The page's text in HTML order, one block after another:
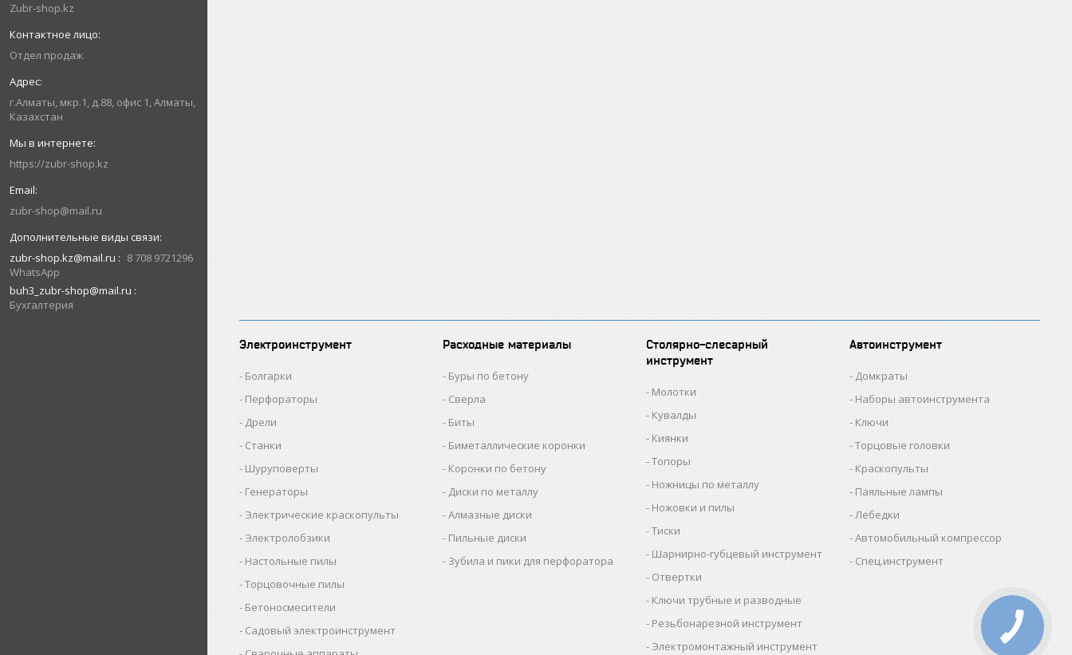
Zubr-shop.kz
Отдел продаж
г.Алматы, мкр.1, д.88, офис 1, Алматы,
Казахстан
https://zubr-shop.kz
zubr-shop@mail.ru
zubr-shop.kz@mail.ru
8 708 9721296
WhatsApp
buh3_zubr-shop@mail.ru
Бухгалтерия
Электроинструмент
Болгарки
Перфораторы
Дрели
Станки
Шуруповерты
Генераторы
Электрические краскопульты
Электролобзики
Настольные пилы
Торцовочные пилы
Бетоносмесители
Садовый электроинструмент
Расходные материалы
Буры по бетону
Сверла
Биты
Биметаллические коронки
Коронки по бетону
Диски по металлу
Алмазные диски
Пильные диски
Зубила и пики для перфоратора
Столярно-слесарный
инструмент
Молотки
Кувалды
Киянки
Топоры
Ножницы по металлу
Ножовки и пилы
Тиски
Шарнирно-губцевый инструмент
Отвертки
Ключи трубные и разводные
Резьбонарезной инструмент
Электромонтажный инструмент
Автоинструмент
Домкраты
Наборы автоинструмента
Ключи
Торцовые головки
Краскопульты
Паяльные лампы
Лебедки
Автомобильный компрессор
Спец.инструмент